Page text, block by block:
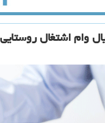
ریال وام اشتغال